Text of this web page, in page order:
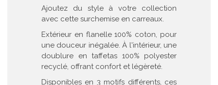
Ajoutez du style à votre collection
avec cette surchemise en carreaux.
Extérieur en flanelle 100% coton, pour
une douceur inégalée. À l'intérieur, une
doublure en taffetas 100% polyester
recyclé, offrant confort et légèreté.
Disponibles en 3 motifs différents, ces